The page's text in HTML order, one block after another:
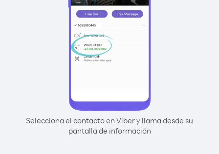
Selecciona el contacto en Viber y llama desde su
pantalla de información